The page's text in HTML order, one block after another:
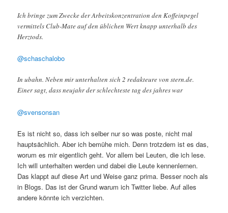
Ich bringe zum Zwecke der Arbeitskonzentration den Koffeinpegel
vermittels Club-Mate auf den üblichen Wert knapp unterhalb des
Herztods.
@schaschalobo
In ubahn. Neben mir unterhalten sich 2 redakteure von stern.de.
Einer sagt, dass neujahr der schlechteste tag des jahres war
@svensonsan
Es ist nicht so, dass ich selber nur so was poste, nicht mal
hauptsächlich. Aber ich bemühe mich. Denn trotzdem ist es das,
worum es mir eigentlich geht. Vor allem bei Leuten, die ich lese.
Ich will unterhalten werden und dabei die Leute kennenlernen.
Das klappt auf diese Art und Weise ganz prima. Besser noch als
in Blogs. Das ist der Grund warum ich Twitter liebe. Auf alles
andere könnte ich verzichten.